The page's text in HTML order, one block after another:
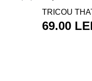
TRICOU
69.00 LEI